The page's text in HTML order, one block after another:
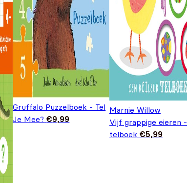
Gruffalo Puzzelboek - Tel
Je Mee? €9,99
Marnie Willow
Vijf grappige eieren -
telboek €5,99